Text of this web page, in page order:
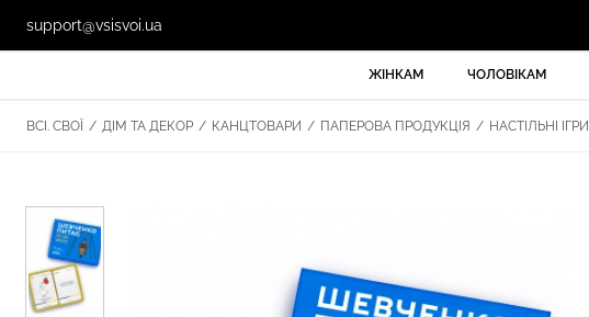
support@vsisvoi.ua
ЖІНКАМ ЧОЛОВІКАМ
ВСІ. СВОЇ / ДІМ ТА ДЕКОР / КАНЦТОВАРИ / ПАПЕРОВА ПРОДУКЦІЯ / НАСТІЛЬНІ ІГРИ